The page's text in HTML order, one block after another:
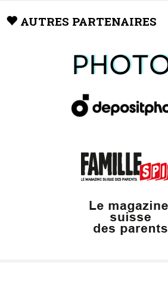
AUTRES PARTENAIRES